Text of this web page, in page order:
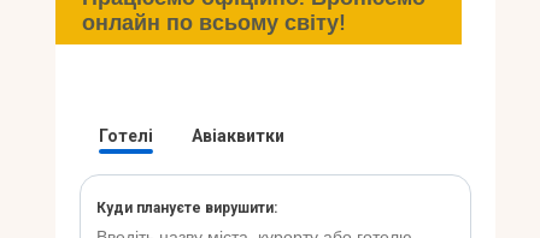
Інфо
Контакти
онлайн по всьому світу!